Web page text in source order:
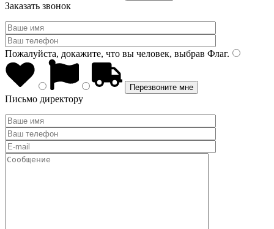
Заказать звонок
Пожалуйста, докажите, что вы человек, выбрав Флаг.
Письмо директору